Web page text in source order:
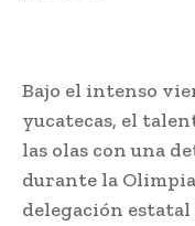
Bajo el intenso
yucatecas, el
las olas con una
durante la
delegación